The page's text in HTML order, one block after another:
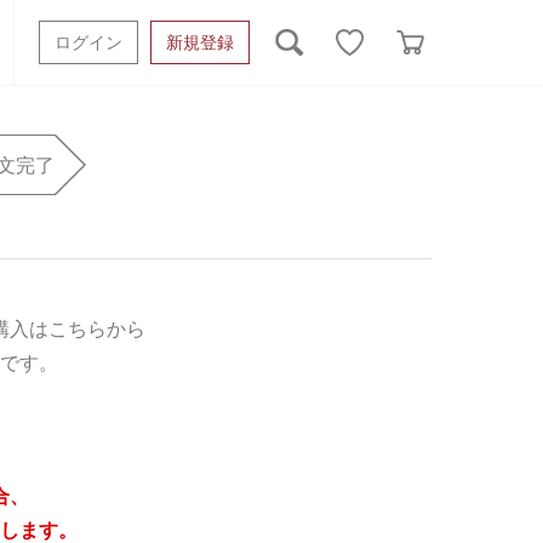
ログイン 新規登録
ベビーギフト
シュタオル
ギフトボックスその他
完了
入はこちらから
です。
ます。